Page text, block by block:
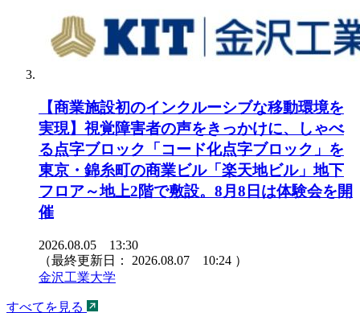
【商業施設初のインクルーシブな移動環境を
実現】視覚障害者の声をきっかけに、しゃべ
る点字ブロック「コード化点字ブロック」を
東京・錦糸町の商業ビル「楽天地ビル」地下
フロア～地上2階で敷設。8月8日は体験会を開
催
2026.08.05 13:30
（最終更新日： 2026.08.07 10:24 ）
金沢工業大学
すべてを見る